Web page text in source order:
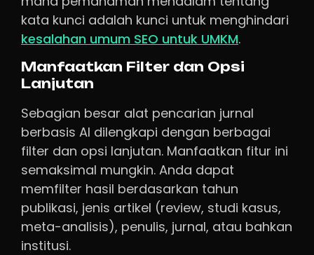
kata kunci adalah kunci untuk menghindari
kesalahan umum SEO untuk UMKM.
Manfaatkan Filter dan Opsi
Lanjutan
Sebagian besar alat pencarian jurnal
berbasis AI dilengkapi dengan berbagai
filter dan opsi lanjutan. Manfaatkan fitur ini
semaksimal mungkin. Anda dapat
memfilter hasil berdasarkan tahun
publikasi, jenis artikel (review, studi kasus,
meta-analisis), penulis, jurnal, atau bahkan
institusi.